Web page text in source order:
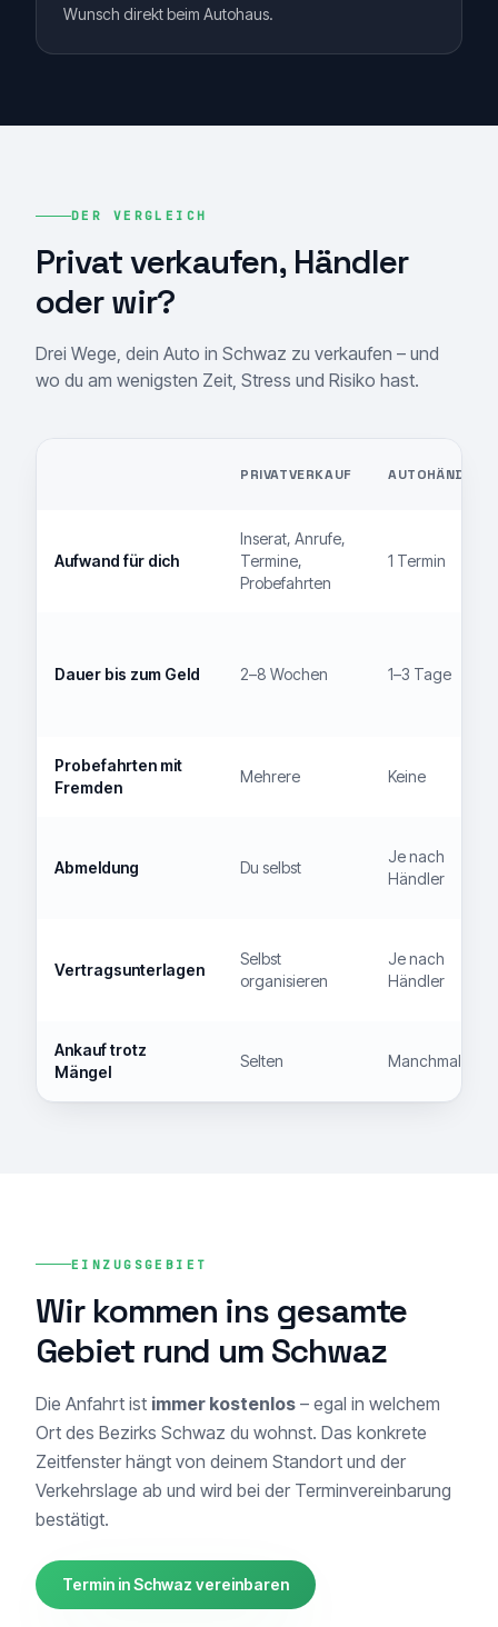
Wunsch direkt beim Autohaus.
DER VERGLEICH
Privat verkaufen, Händler
oder wir?
Drei Wege, dein Auto in Schwaz zu verkaufen – und
wo du am wenigsten Zeit, Stress und Risiko hast.
PRIVATVERKAUF AUTOHÄNDLER
Aufwand für dich
Inserat, Anrufe,
Termine,
Probefahrten
1 Termin
Dauer bis zum Geld 2–8 Wochen 1–3 Tage
Probefahrten mit
Fremden
Mehrere Keine
Abmeldung Du selbst
Je nach
Händler
Vertragsunterlagen
Selbst
organisieren
Je nach
Händler
Ankauf trotz
Mängel
Selten Manchmal
EINZUGSGEBIET
Wir kommen ins gesamte
Gebiet rund um Schwaz
Die Anfahrt ist immer kostenlos – egal in welchem
Ort des Bezirks Schwaz du wohnst. Das konkrete
Zeitfenster hängt von deinem Standort und der
Verkehrslage ab und wird bei der Terminvereinbarung
bestätigt.
Termin in Schwaz vereinbaren